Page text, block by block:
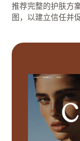
推荐完整的护肤方
图，以建立信任并